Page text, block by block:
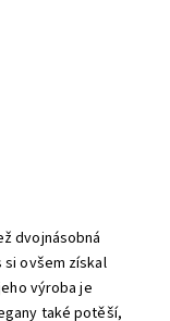
dvojnásobná
si ovšem získal
výroba je
také potěší,